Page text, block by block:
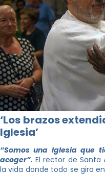
‘Los brazos
Iglesia’
“Somos una Iglesia que
acoger”. El rector de
la vida donde todo se gira